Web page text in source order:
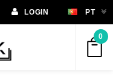
LOGIN PT
0